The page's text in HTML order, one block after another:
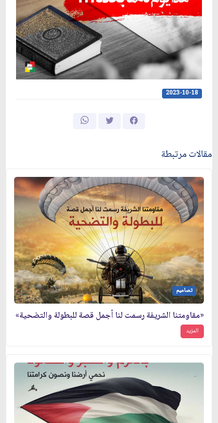
2023-10-18
مقالات مرتبطة
تصاميم
«مقاومتنا الشريفة رسمت لنا أجمل قصة للبطولة والتضحية»
المزيد